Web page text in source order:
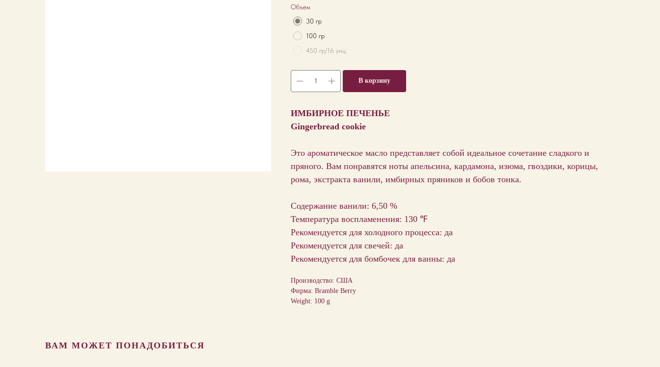
Объем
30 гр
100 гр
450 гр/16 унц
В корзину
ИМБИРНОЕ ПЕЧЕНЬЕ
Gingerbread cookie
Это ароматическое масло представляет собой идеальное сочетание сладкого и
пряного. Вам понравятся ноты апельсина, кардамона, изюма, гвоздики, корицы,
рома, экстракта ванили, имбирных пряников и бобов тонка.
Содержание ванили: 6,50 %
Температура воспламенения: 130 ℉
Рекомендуется для холодного процесса: да
Рекомендуется для свечей: да
Рекомендуется для бомбочек для ванны: да
Производство: США
Фирма: Bramble Berry
Weight: 100 g
ВАМ МОЖЕТ ПОНАДОБИТЬСЯ